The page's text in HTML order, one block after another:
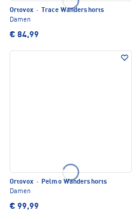
Ortovox ·
Trace Wandershorts
Damen
€ 84,99
Ortovox · Pelmo Wandershorts
Damen
€ 99,99